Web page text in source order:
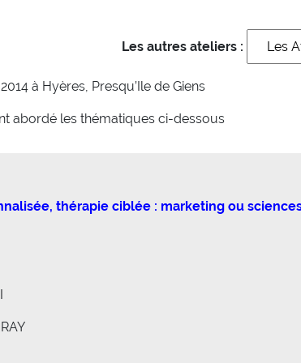
Les autres ateliers :
à Hyères, Presqu’Ile de Giens
abordé les thématiques ci-dessous
thérapie ciblée : marketing ou